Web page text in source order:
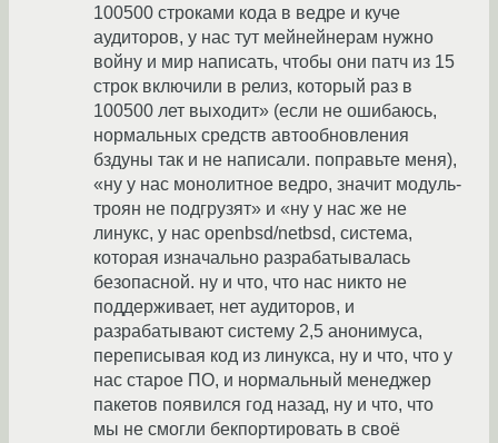
100500 строками кода в ведре и куче
аудиторов, у нас тут мейнейнерам нужно
войну и мир написать, чтобы они патч из 15
строк включили в релиз, который раз в
100500 лет выходит» (если не ошибаюсь,
нормальных средств автообновления
бздуны так и не написали. поправьте меня),
«ну у нас монолитное ведро, значит модуль-
троян не подгрузят» и «ну у нас же не
линукс, у нас openbsd/netbsd, система,
которая изначально разрабатывалась
безопасной. ну и что, что нас никто не
поддерживает, нет аудиторов, и
разрабатывают систему 2,5 анонимуса,
переписывая код из линукса, ну и что, что у
нас старое ПО, и нормальный менеджер
пакетов появился год назад, ну и что, что
мы не смогли бекпортировать в своё